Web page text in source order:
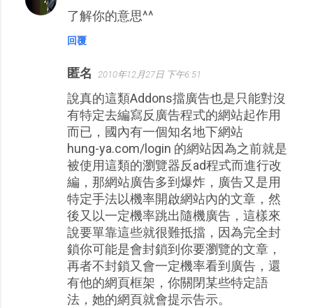
了解你的意思^^
回覆
匿名 2010年12月27日 下午6:51
說真的這類Addons擋廣告也是只能對沒
有特定去編寫反廣告程式的網站起作用
而已，國內有一個知名地下網站
hung-ya.com/login 的網站因為之前就是
被使用這類的瀏覽器反ad程式而進行改
編，那網站廣告多到爆炸，廣告又是用
特定手法以機率開啟網站內的文章，然
後又以一定機率跳出隨機廣告，這樣來
說要單靠這些就很難抵擋，因為完全封
鎖你可能是會封鎖到你要瀏覽的文章，
再者不封鎖又會一定機率看到廣告，還
有他的網頁框架，你關閉某些特定語
法，她的網頁就會提示告示。